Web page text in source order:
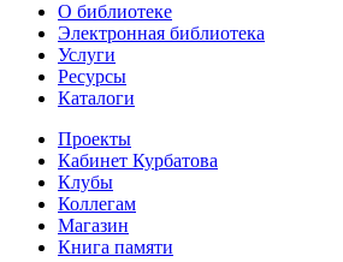
О библиотеке
Электронная библиотека
Услуги
Ресурсы
Каталоги
Проекты
Кабинет Курбатова
Клубы
Коллегам
Магазин
Книга памяти